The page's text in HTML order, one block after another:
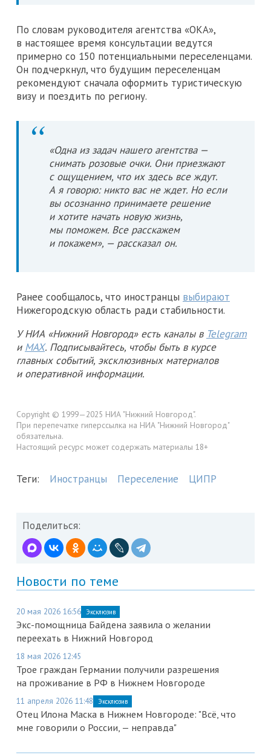
По словам руководителя агентства «ОКА»,
в настоящее время консультации ведутся
примерно со 150 потенциальными переселенцами.
Он подчеркнул, что будущим переселенцам
рекомендуют сначала оформить туристическую
визу и поездить по региону.
«Одна из задач нашего агентства —
снимать розовые очки. Они приезжают
с ощущением, что их здесь все ждут.
А я говорю: никто вас не ждет. Но если
вы осознанно принимаете решение
и хотите начать новую жизнь,
мы поможем. Все расскажем
и покажем», — рассказал он.
Ранее сообщалось, что иностранцы выбирают
Нижегородскую область ради стабильности.
У НИА «Нижний Новгород» есть каналы в Telegram
и MAX. Подписывайтесь, чтобы быть в курсе
главных событий, эксклюзивных материалов
и оперативной информации.
Copyright © 1999—2025 НИА "Нижний Новгород".
При перепечатке гиперссылка на НИА "Нижний Новгород"
обязательна.
Настоящий ресурс может содержать материалы 18+
Теги: Иностранцы Переселение ЦИПР
Поделиться:
Новости по теме
20 мая 2026 16:56 Эксклюзив
Экс-помощница Байдена заявила о желании
переехать в Нижний Новгород
18 мая 2026 12:45
Трое граждан Германии получили разрешения
на проживание в РФ в Нижнем Новгороде
11 апреля 2026 11:48 Эксклюзив
Отец Илона Маска в Нижнем Новгороде: "Всё, что
мне говорили о России, — неправда"